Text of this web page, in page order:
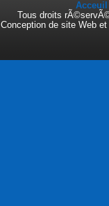
Acceuil
Tous droits
Conception de site Web